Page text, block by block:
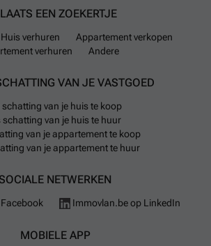
EEN ZOEKERTJE
Huis verhuren
Appartement verkopen
verhuren
Andere
VAN JE VASTGOED
schatting van je huis te koop
schatting van je huis te huur
van je appartement te koop
van je appartement te huur
SOCIALE NETWERKEN
Immovlan.be op LinkedIn
MOBIELE APP